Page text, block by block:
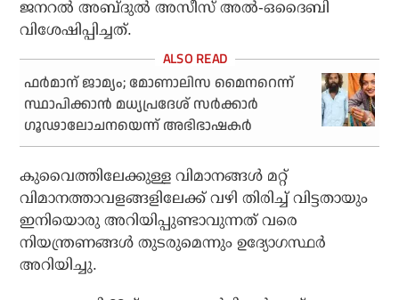
ജനറല്‍ അബ്ദുല്‍ അസീസ് അല്‍-ഒദൈബി
വിശേഷിപ്പിച്ചത്.
ഫര്‍മാന് ജാമ്യം; മോണാലിസ മൈനറെന്ന്
സ്ഥാപിക്കാന്‍ മധ്യപ്രദേശ് സര്‍ക്കാര്‍
ഗൂഢാലോചനയെന്ന് അഭിഭാഷകര്‍
കുവൈത്തിലേക്കുള്ള വിമാനങ്ങള്‍ മറ്റ്
വിമാനത്താവളങ്ങളിലേക്ക് വഴി തിരിച്ച് വിട്ടതായും
ഇനിയൊരു അറിയിപ്പുണ്ടാവുന്നത് വരെ
നിയന്ത്രണങ്ങള്‍ തുടരുമെന്നും ഉദ്യോഗസ്ഥര്‍
അറിയിച്ചു.